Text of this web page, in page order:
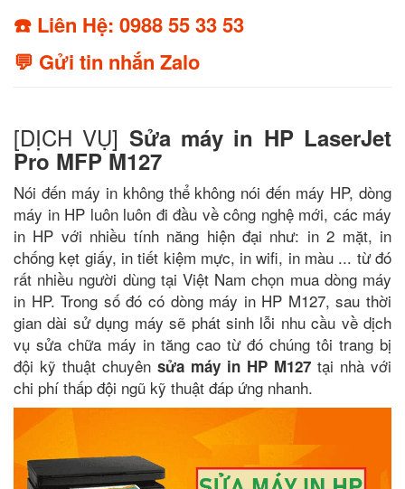
☎️ Liên Hệ: 0988 55 33 53
💬 Gửi tin nhắn Zalo
[DỊCH VỤ] Sửa máy in HP LaserJet
Pro MFP M127
Nói đến máy in không thể không nói đến máy HP, dòng
máy in HP luôn luôn đi đầu về công nghệ mới, các máy
in HP với nhiều tính năng hiện đại như: in 2 mặt, in
chống kẹt giấy, in tiết kiệm mực, in wifi, in màu ... từ đó
rất nhiều người dùng tại Việt Nam chọn mua dòng máy
in HP. Trong số đó có dòng máy in HP M127, sau thời
gian dài sử dụng máy sẽ phát sinh lỗi nhu cầu về dịch
vụ sửa chữa máy in tăng cao từ đó chúng tôi trang bị
đội kỹ thuật chuyên sửa máy in HP M127 tại nhà với
chi phí thấp đội ngũ kỹ thuật đáp ứng nhanh.